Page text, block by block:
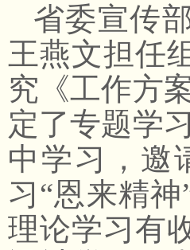
省委宣传
王燕文担任
究《工作方
定了专题学
中学习，邀
习“恩来精
理论学习有